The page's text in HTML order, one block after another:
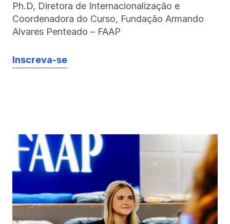
Ph.D, Diretora de Internacionalização e
Coordenadora do Curso, Fundação Armando
Alvares Penteado – FAAP
Inscreva-se